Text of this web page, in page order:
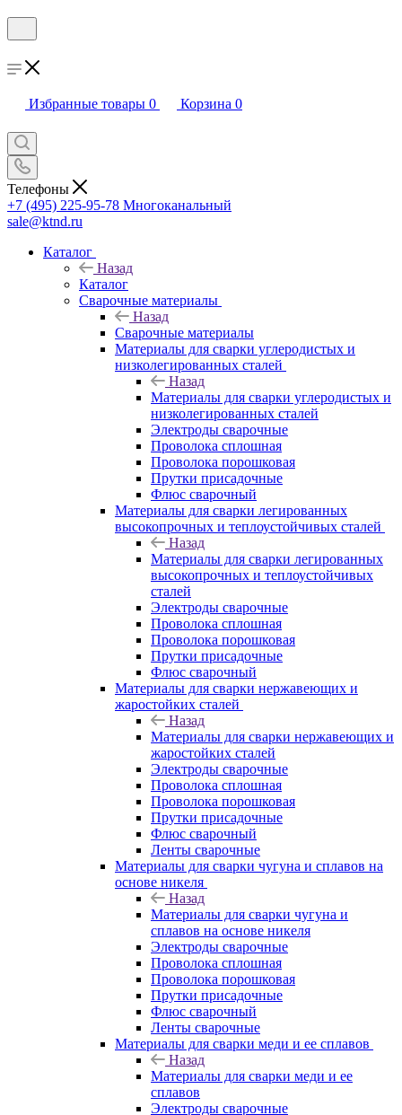
Избранные товары 0 Корзина 0
Телефоны
+7 (495) 225-95-78 Многоканальный
sale@ktnd.ru
Каталог
Назад
Каталог
Сварочные материалы
Назад
Сварочные материалы
Материалы для сварки углеродистых и
низколегированных сталей
Назад
Материалы для сварки углеродистых и
низколегированных сталей
Электроды сварочные
Проволока сплошная
Проволока порошковая
Прутки присадочные
Флюс сварочный
Материалы для сварки легированных
высокопрочных и теплоустойчивых сталей
Назад
Материалы для сварки легированных
высокопрочных и теплоустойчивых
сталей
Электроды сварочные
Проволока сплошная
Проволока порошковая
Прутки присадочные
Флюс сварочный
Материалы для сварки нержавеющих и
жаростойких сталей
Назад
Материалы для сварки нержавеющих и
жаростойких сталей
Электроды сварочные
Проволока сплошная
Проволока порошковая
Прутки присадочные
Флюс сварочный
Ленты сварочные
Материалы для сварки чугуна и сплавов на
основе никеля
Назад
Материалы для сварки чугуна и
сплавов на основе никеля
Электроды сварочные
Проволока сплошная
Проволока порошковая
Прутки присадочные
Флюс сварочный
Ленты сварочные
Материалы для сварки меди и ее сплавов
Назад
Материалы для сварки меди и ее
сплавов
Электроды сварочные